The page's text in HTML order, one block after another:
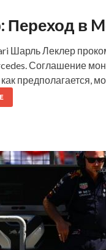
в
Шарль Леклер
Соглашение
предполагается,